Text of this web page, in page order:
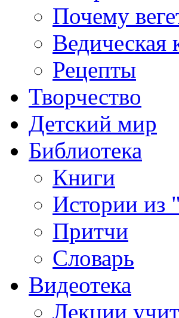
Почему
Ведическая
Рецепты
Творчество
Детский мир
Библиотека
Книги
Истории
Притчи
Словарь
Видеотека
Лекции